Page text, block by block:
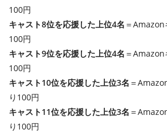
100円
キャスト8位を応援した上位4名 ＝Amazon
100円
キャスト9位を応援した上位4名 ＝Amazon
100円
キャスト10位を応援した上位3名 ＝
り100円
キャスト11位を応援した上位3名 ＝
り100円